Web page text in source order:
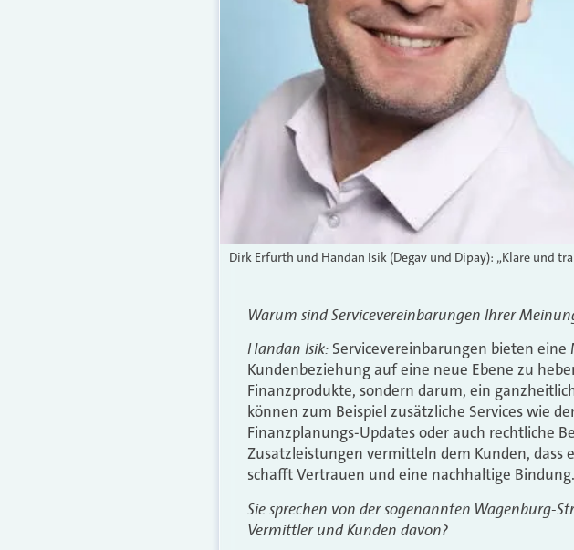
Dirk Erfurth und Handan Isik (Degav und Dipay): „Klare und
Warum sind Servicevereinbarungen Ihrer
Handan Isik: Servicevereinbarungen bieten eine
Kundenbeziehung auf eine neue Ebene zu
Finanzprodukte, sondern darum, ein
können zum Beispiel zusätzliche Services wie
Finanzplanungs-Updates oder auch rechtliche
Zusatzleistungen vermitteln dem Kunden,
schafft Vertrauen und eine nachhaltige Bindung.
Sie sprechen von der sogenannten Wagenburg-
Vermittler und Kunden davon?